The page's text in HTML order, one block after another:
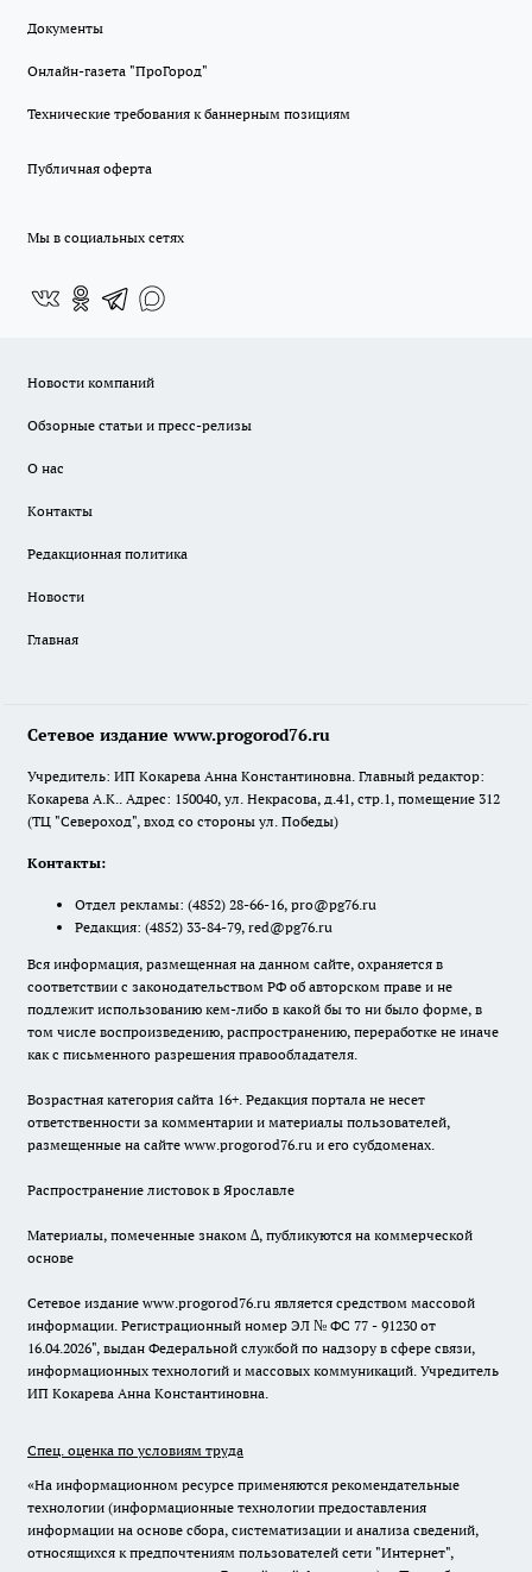
Документы
Онлайн-газета "ПроГород"
Технические требования к баннерным позициям
Публичная оферта
Мы в социальных сетях
Новости компаний
Обзорные статьи и пресс-релизы
О нас
Контакты
Редакционная политика
Новости
Главная
Сетевое издание www.progorod76.ru
Учредитель: ИП Кокарева Анна Константиновна. Главный редактор:
Кокарева А.К.. Адрес: 150040, ул. Некрасова, д.41, стр.1, помещение 312
(ТЦ "Североход", вход со стороны ул. Победы)
Контакты:
Отдел рекламы: (4852) 28-66-16, pro@pg76.ru
Редакция: (4852) 33-84-79, red@pg76.ru
Вся информация, размещенная на данном сайте, охраняется в
соответствии с законодательством РФ об авторском праве и не
подлежит использованию кем-либо в какой бы то ни было форме, в
том числе воспроизведению, распространению, переработке не иначе
как с письменного разрешения правообладателя.
Возрастная категория сайта 16+. Редакция портала не несет
ответственности за комментарии и материалы пользователей,
размещенные на сайте www.progorod76.ru и его субдоменах.
Распространение листовок в Ярославле
Материалы, помеченные знаком ∆, публикуются на коммерческой
основе
Сетевое издание www.progorod76.ru является средством массовой
информации. Регистрационный номер ЭЛ № ФС 77 - 91230 от
16.04.2026", выдан Федеральной службой по надзору в сфере связи,
информационных технологий и массовых коммуникаций. Учредитель
ИП Кокарева Анна Константиновна.
Спец. оценка по условиям труда
«На информационном ресурсе применяются рекомендательные
технологии (информационные технологии предоставления
информации на основе сбора, систематизации и анализа сведений,
относящихся к предпочтениям пользователей сети "Интернет",